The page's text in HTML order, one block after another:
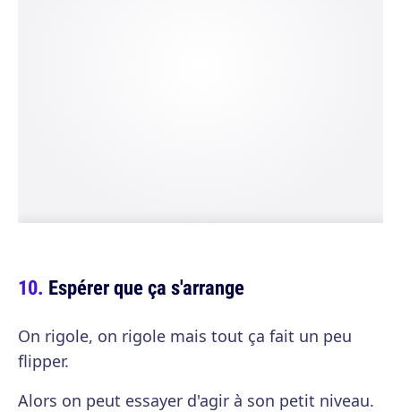
Espérer que ça s'arrange
On rigole, on rigole mais tout ça fait un peu
flipper.
Alors on peut essayer d'agir à son petit niveau.